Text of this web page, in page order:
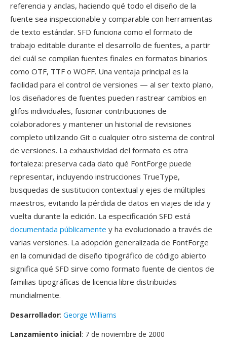
referencia y anclas, haciendo qué todo el diseño de la
fuente sea inspeccionable y comparable con herramientas
de texto estándar. SFD funciona como el formato de
trabajo editable durante el desarrollo de fuentes, a partir
del cuál se compilan fuentes finales en formatos binarios
como OTF, TTF o WOFF. Una ventaja principal es la
facilidad para el control de versiones — al ser texto plano,
los diseñadores de fuentes pueden rastrear cambios en
glifos individuales, fusionar contribuciones de
colaboradores y mantener un historial de revisiones
completo utilizando Git o cualquier otro sistema de control
de versiones. La exhaustividad del formato es otra
fortaleza: preserva cada dato qué FontForge puede
representar, incluyendo instrucciones TrueType,
busquedas de sustitucion contextual y ejes de múltiples
maestros, evitando la pérdida de datos en viajes de ida y
vuelta durante la edición. La especificación SFD está
documentada públicamente y ha evolucionado a través de
varias versiones. La adopción generalizada de FontForge
en la comunidad de diseño tipográfico de código abierto
significa qué SFD sirve como formato fuente de cientos de
familias tipográficas de licencia libre distribuidas
mundialmente.
Desarrollador: George Williams
Lanzamiento inicial: 7 de noviembre de 2000